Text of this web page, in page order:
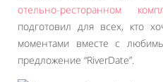
отельно-ресторанном
подготовил для всех, кто
моментами вместе с
предложение “RiverDate”.